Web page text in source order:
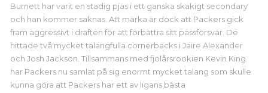
Burnett har varit en stadig pjäs i ett ganska skakigt secondary
och han kommer saknas. Att märka är dock att Packers gick
fram aggressivt i draften för att förbättra sitt passförsvar. De
hittade två mycket talangfulla cornerbacks i Jaire Alexander
och Josh Jackson. Tillsammans med fjolårsrookien Kevin King
har Packers nu samlat på sig enormt mycket talang som skulle
kunna göra att Packers har ett av ligans bästa